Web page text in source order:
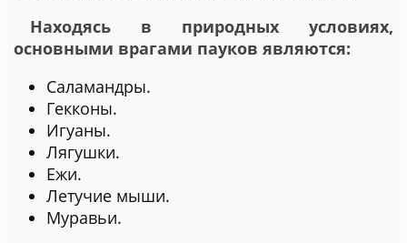
Находясь в природных условиях,
основными врагами пауков являются:
Саламандры.
Гекконы.
Игуаны.
Лягушки.
Ежи.
Летучие мыши.
Муравьи.